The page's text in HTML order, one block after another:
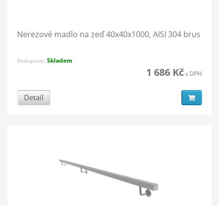
Nerezové madlo na zeď 40x40x1000, AISI 304 brus
Dostupnost: Skladem
1 686 Kčs DPH
Detail